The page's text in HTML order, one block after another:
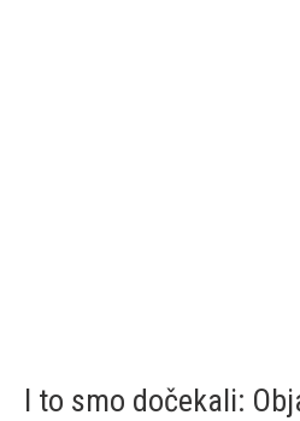
I to smo dočekali: